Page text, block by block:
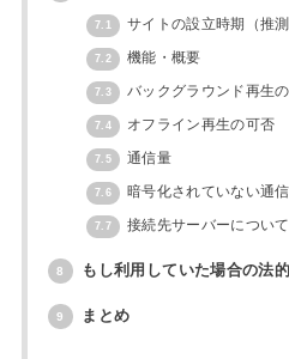
7.1 サイトの設立時期（推測
7.2 機能・概要
7.3 バックグラウンド再生
7.4 オフライン再生の可否
7.5 通信量
7.6 暗号化されていない通
7.7 接続先サーバーについ
8 もし利用していた場合の法
9 まとめ